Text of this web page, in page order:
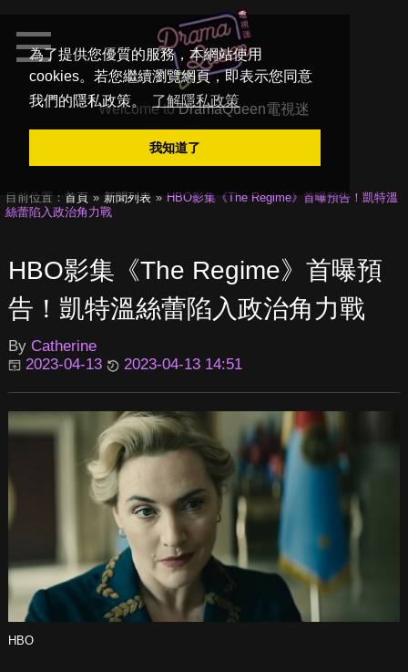
為了提供您優質的服務，本網站使用
cookies。若您繼續瀏覽網頁，即表示您同意
我們的隱私政策。
了解隱私政策
我知道了
Welcome toDramaQueen電視迷
目前位置： 首頁 新聞列表
HBO影集《The Regime》首曝預告！凱特溫
絲蕾陷入政治角力戰
HBO影集《The Regime》首曝預
告！凱特溫絲蕾陷入政治角力戰
By Catherine
2023-04-13
2023-04-13 14:51
HBO